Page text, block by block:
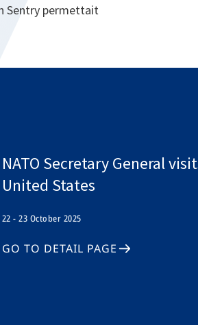
Sentry permettait
NATO Secretary General
United States
22 - 23 October 2025
GO TO DETAIL PAGE